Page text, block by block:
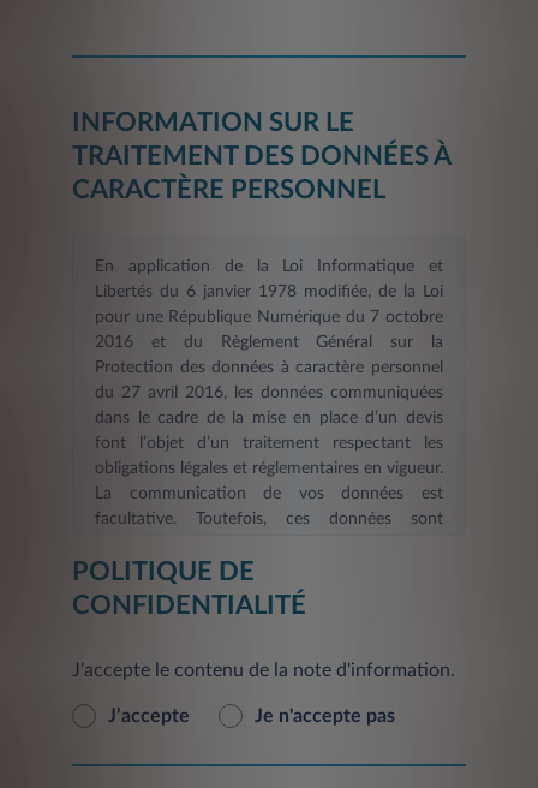
INFORMATION SUR LE
TRAITEMENT DES DONNÉES À
CARACTÈRE PERSONNEL
En application de la Loi Informatique et
Libertés du 6 janvier 1978 modifiée, de la Loi
pour une République Numérique du 7 octobre
2016 et du Règlement Général sur la
Protection des données à caractère personnel
du 27 avril 2016, les données communiquées
dans le cadre de la mise en place d’un devis
font l’objet d’un traitement respectant les
obligations légales et réglementaires en vigueur.
La communication de vos données est
facultative. Toutefois, ces données sont
d’information et/ou de devis en ligne. La durée
de validité des informations fournies est de six
demande d’information et/ou constituer votre
signalées par un astérisque. En l’absence de ces
pas être pris en compte et vous ne pourrez pas
POLITIQUE DE
CONFIDENTIALITÉ
J'accepte le contenu de la note d'information.
J’accepte Je n'accepte pas